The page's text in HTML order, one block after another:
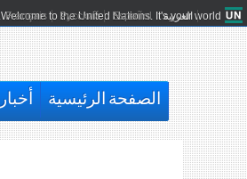
Welcome to the United Nations. It's your world.
العربية Français Русский Español
الصفحة الرئيسية أخبار